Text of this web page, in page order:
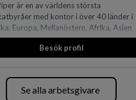
är en av världens största
med kontor i över 40 länder i
Europa, Mellanöstern, Afrika, Asien
Vi är specialister inom
alla områden och vi har några
Århus, Oslo och Helsingfors kan vi
Piper erbjuda våra klienter en unik,
Besök profil
Se alla arbetsgivare